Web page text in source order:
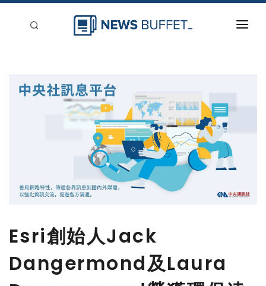
Esri創始人Jack
Dangermond及Laura